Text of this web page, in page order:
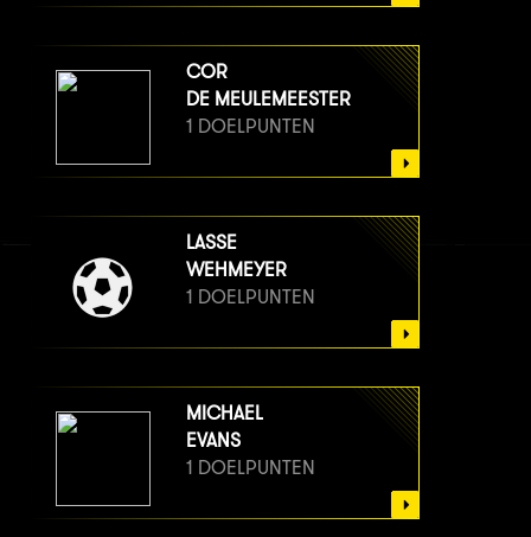
COR
DE MEULEMEESTER
1 DOELPUNTEN
LASSE
WEHMEYER
1 DOELPUNTEN
MICHAEL
EVANS
1 DOELPUNTEN